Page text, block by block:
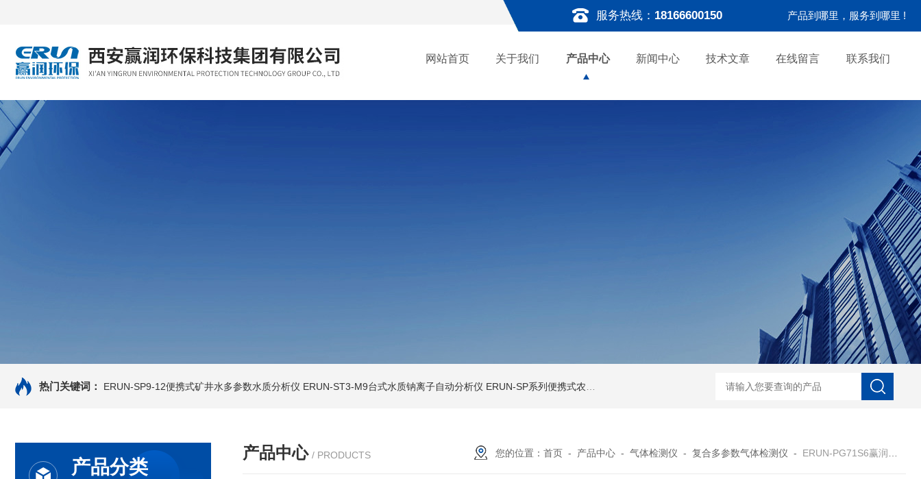
服务热线： 18166600150 产品到哪里，服务到哪里 !
网站首页 关于我们 产品中心 新闻中心 技术文章 在线留言 联系我们
热门关键词： ERUN-SP9-12便携式矿井水多参数水质分析仪 ERUN-ST3-M9台式水质钠离子自动分析仪 ERUN-SP系列便携式农田灌溉水质分析仪 ERUN-ST9-K3台式水中臭氧检测仪 ERUN-ST7-B8台式酚
产品分类
产品中心 / PRODUCTS 您的位置：首页 - 产品中心 -气体检测仪 -复合多参数气体检测仪 - ERUN-PG71S6赢润有毒气体检测仪六种有毒气体 便携式六合一有毒气体报警器ERUN-PG71S6